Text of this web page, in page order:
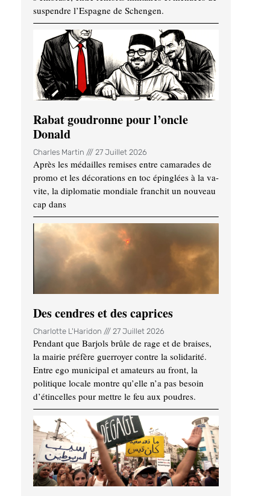
suspendre l’Espagne de Schengen.
Rabat goudronne pour l’oncle
Donald
Charles Martin 27 Juillet 2026
Après les médailles remises entre camarades de
promo et les décorations en toc épinglées à la va-
vite, la diplomatie mondiale franchit un nouveau
cap dans
Des cendres et des caprices
Charlotte L'Haridon 27 Juillet 2026
Pendant que Barjols brûle de rage et de braises,
la mairie préfère guerroyer contre la solidarité.
Entre ego municipal et amateurs au front, la
politique locale montre qu’elle n’a pas besoin
d’étincelles pour mettre le feu aux poudres.